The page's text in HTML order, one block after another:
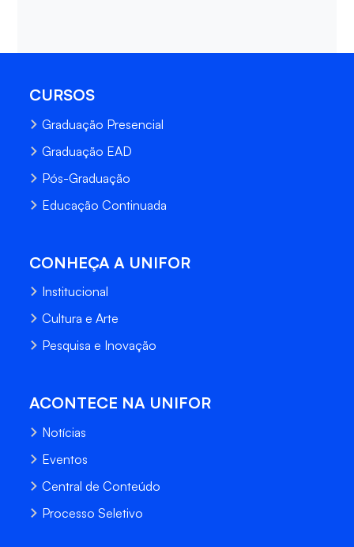
CURSOS
Graduação Presencial
Graduação EAD
Pós-Graduação
Educação Continuada
CONHEÇA A UNIFOR
Institucional
Cultura e Arte
Pesquisa e Inovação
ACONTECE NA UNIFOR
Notícias
Eventos
Central de Conteúdo
Processo Seletivo